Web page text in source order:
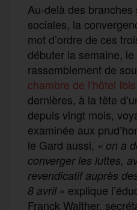
Au-delà des
sociales, la
mot d’ordre de ces
débuter la semaine,
rassemblement de
chambre de l’hôtel
dernières, à la tête
depuis vingt mois,
examinée aux
le Gard aussi, « on a
converger les luttes,
revendicatif auprès
8 avril » explique
Franck Walther,